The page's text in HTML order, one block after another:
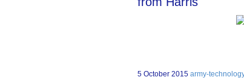
5 October 2015 army-